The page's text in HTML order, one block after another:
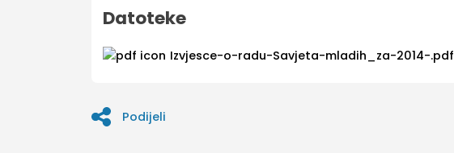
Datoteke
Izvjesce-o-radu-Savjeta-mladih_za-2014-.pdf
Podijeli